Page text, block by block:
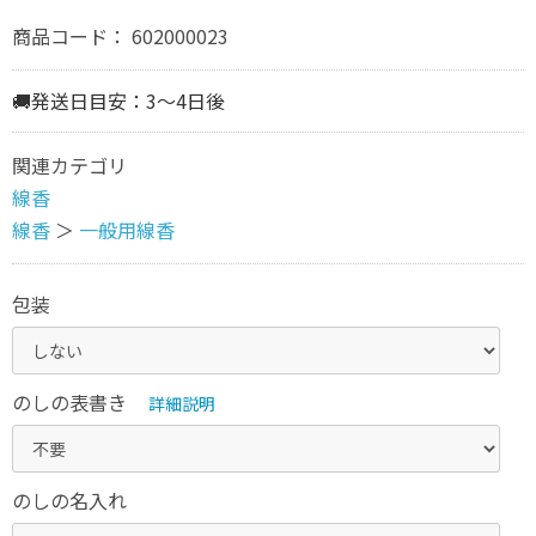
商品コード： 602000023
🚚発送日目安：3～4日後
関連カテゴリ
線香
線香 ＞ 一般用線香
包装
のしの表書き 詳細説明
のしの名入れ